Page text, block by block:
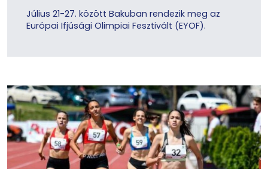
Július 21-27. között Bakuban rendezik meg az
Európai Ifjúsági Olimpiai Fesztivált (EYOF).